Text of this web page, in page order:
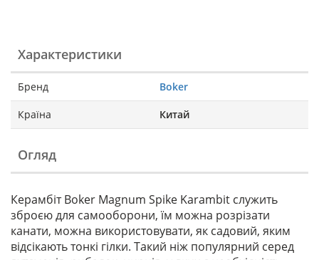
Характеристики
Бренд Boker
Країна Китай
Огляд
Керамбіт Boker Magnum Spike Karambit служить
зброєю для самооборони, їм можна розрізати
канати, можна використовувати, як садовий, яким
відсікають тонкі гілки. Такий ніж популярний серед